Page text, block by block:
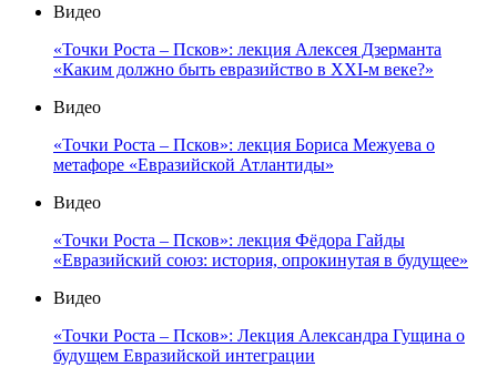
Видео
«Точки Роста – Псков»: лекция Алексея Дзерманта
«Каким должно быть евразийство в XXI-м веке?»
Видео
«Точки Роста – Псков»: лекция Бориса Межуева о
метафоре «Евразийской Атлантиды»
Видео
«Точки Роста – Псков»: лекция Фёдора Гайды
«Евразийский союз: история, опрокинутая в будущее»
Видео
«Точки Роста – Псков»: Лекция Александра Гущина о
будущем Евразийской интеграции